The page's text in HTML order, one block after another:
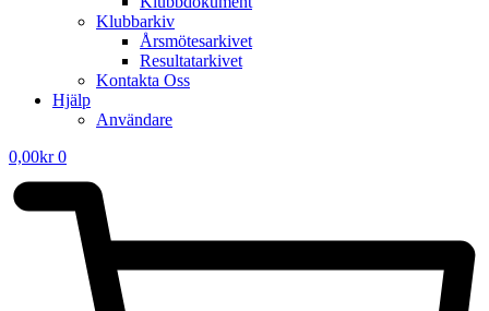
Klubbarkiv
Årsmötesarkivet
Resultatarkivet
Kontakta Oss
Hjälp
Användare
0,00kr 0